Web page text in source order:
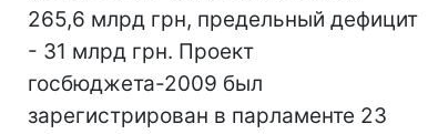
265,6 млрд грн, предельный дефицит
- 31 млрд грн. Проект
госбюджета-2009 был
зарегистрирован в парламенте 23